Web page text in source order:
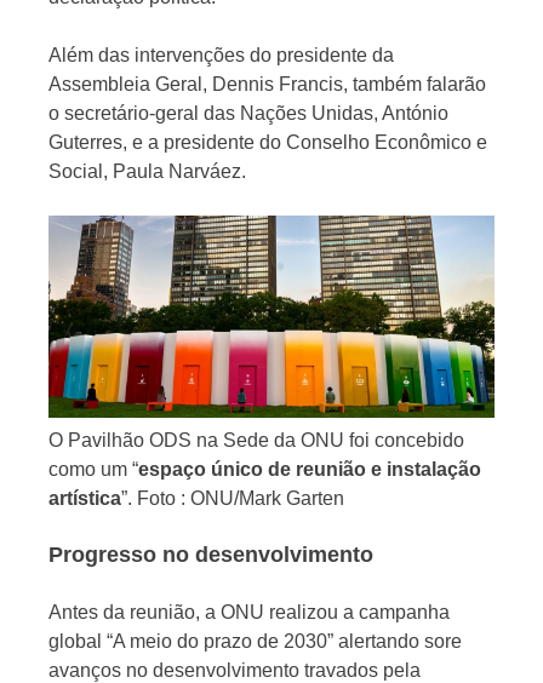
Além das intervenções do presidente da
Assembleia Geral, Dennis Francis, também falarão
o secretário-geral das Nações Unidas, António
Guterres, e a presidente do Conselho Econômico e
Social, Paula Narváez.
O Pavilhão ODS na Sede da ONU foi concebido
como um “espaço único de reunião e instalação
artística”. Foto : ONU/Mark Garten
Progresso no desenvolvimento
Antes da reunião, a ONU realizou a campanha
global “A meio do prazo de 2030” alertando sore
avanços no desenvolvimento travados pela